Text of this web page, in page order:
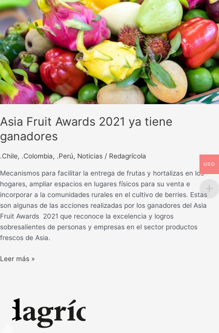
Asia Fruit Awards 2021 ya tiene
ganadores
.Chile, .Colombia, .Perú, Noticias / Redagrícola
Mecanismos para facilitar la entrega de frutas y hortalizas en los
hogares, ampliar espacios en lugares físicos para su venta e
incorporar a la comunidades rurales en el cultivo de berries. Estas
son algunas de las acciones realizadas por los ganadores del Asia
Fruit Awards 2021 que reconoce la excelencia y logros
sobresalientes de personas y empresas en el sector productos
frescos de Asia.
ya
tiene
ganadores
Leer más »
USD